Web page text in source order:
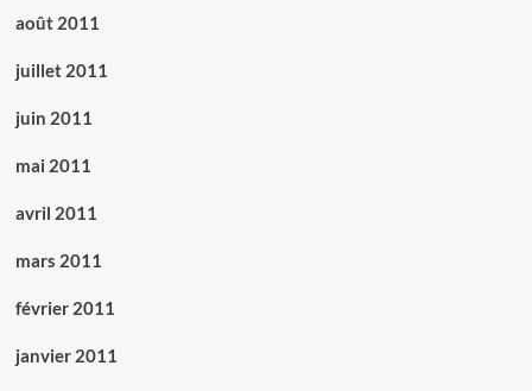
août 2011
juillet 2011
juin 2011
mai 2011
avril 2011
mars 2011
février 2011
janvier 2011